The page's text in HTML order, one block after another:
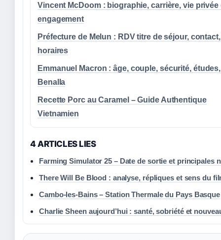
Vincent McDoom : biographie, carrière, vie privée
engagement
Préfecture de Melun : RDV titre de séjour, contact,
horaires
Emmanuel Macron : âge, couple, sécurité, études,
Benalla
Recette Porc au Caramel – Guide Authentique
Vietnamien
4 ARTICLES LIES
Farming Simulator 25 – Date de sortie et principales
There Will Be Blood : analyse, répliques et sens du
Cambo-les-Bains – Station Thermale du Pays Basque
Charlie Sheen aujourd’hui : santé, sobriété et